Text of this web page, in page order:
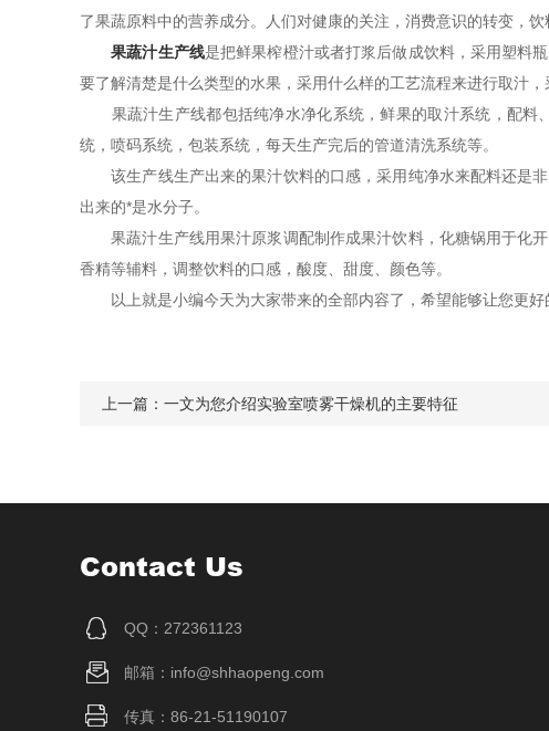
了果蔬原料中的营养成分。人们对健康的关注，消费意识的转变，
果蔬汁生产线是把鲜果榨橙汁或者打浆后做成饮料，采用塑料
要了解清楚是什么类型的水果，采用什么样的工艺流程来进行取汁，
果蔬汁生产线都包括纯净水净化系统，鲜果的取汁系统，配料
统，喷码系统，包装系统，每天生产完后的管道清洗系统等。
该生产线生产出来的果汁饮料的口感，采用纯净水来配料还是非
出来的*是水分子。
果蔬汁生产线用果汁原浆调配制作成果汁饮料，化糖锅用于化开
香精等辅料，调整饮料的口感，酸度、甜度、颜色等。
以上就是小编今天为大家带来的全部内容了，希望能够让您更好
上一篇： 一文为您介绍实验室喷雾干燥机的主要特征
Contact Us
QQ：272361123
邮箱：info@shhaopeng.com
传真：86-21-51190107